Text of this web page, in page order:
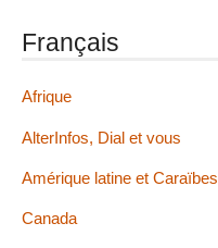
Français
Afrique
AlterInfos, Dial et vous
Amérique latine et Caraïbes
Canada